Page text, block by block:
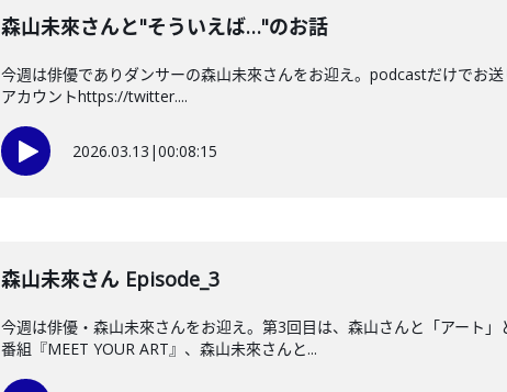
森山未來さんと"そういえば…"のお話
今週は俳優でありダンサーの森山未來さんをお迎え。podcastだけでお
アカウントhttps://twitter....
2026.03.13 |00:08:15
森山未來さん Episode_3
今週は俳優・森山未來さんをお迎え。第3回目は、森山さんと「アート
番組『MEET YOUR ART』、森山未來さんと...